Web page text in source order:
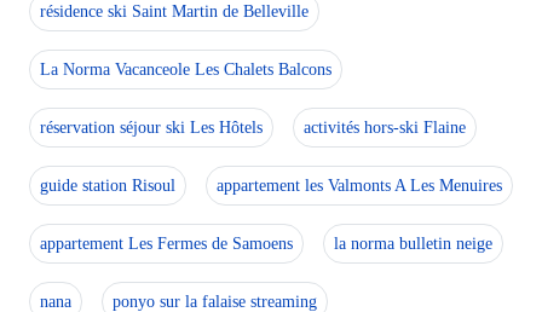
résidence ski Saint Martin de Belleville
La Norma Vacanceole Les Chalets Balcons
réservation séjour ski Les Hôtels activités hors-ski Flaine
guide station Risoul appartement les Valmonts A Les Menuires
appartement Les Fermes de Samoens la norma bulletin neige
nana ponyo sur la falaise streaming